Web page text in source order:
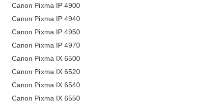
Canon Pixma IP 4900
Canon Pixma IP 4940
Canon Pixma IP 4950
Canon Pixma IP 4970
Canon Pixma IX 6500
Canon Pixma IX 6520
Canon Pixma IX 6540
Canon Pixma IX 6550